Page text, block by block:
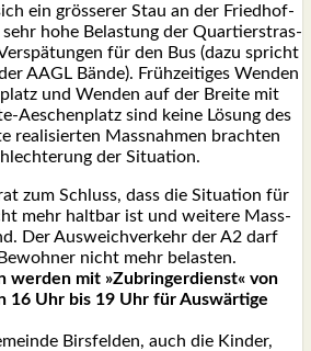
ein grös­se­rer Stau an der Fried­hof-
sehr hohe Belas­tung der Quar­tier­stras­
für den Bus (dazu spricht
AAGL Bän­de). Früh­zei­ti­ges Wen­den
und Wen­den auf der Brei­te mit
Aeschen­platz sind kei­ne Lösung des
rea­li­sier­ten Mass­nah­men brach­ten
der Situa­ti­on.
zum Schluss, dass die Situa­ti­on für
mehr halt­bar ist und wei­te­re Mass­
Der Aus­weich­ver­kehr der A2 darf
nicht mehr belas­ten.
wer­den mit »Zubrin­ger­dienst« von
16 Uhr bis 19 Uhr für Aus­wär­ti­ge
Birs­fel­den, auch die Kin­der,